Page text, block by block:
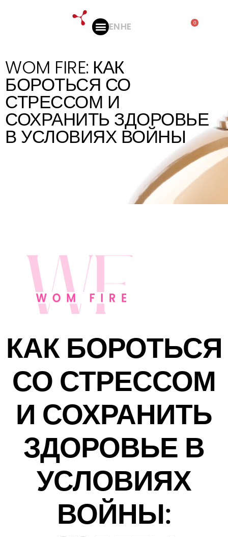
ENHE 0
WOM FIRE: КАК
БОРОТЬСЯ СО
СТРЕССОМ И
СОХРАНИТЬ ЗДОРОВЬЕ
В УСЛОВИЯХ ВОЙНЫ
КАК БОРОТЬСЯ
СО СТРЕССОМ
И СОХРАНИТЬ
ЗДОРОВЬЕ В
УСЛОВИЯХ
ВОЙНЫ: